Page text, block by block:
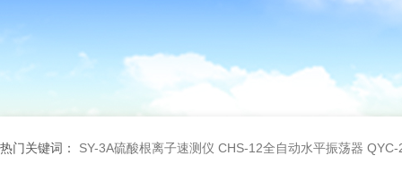
热门关键词： SY-3A硫酸根离子速测仪 CHS-12全自动水平振荡器 QYC-